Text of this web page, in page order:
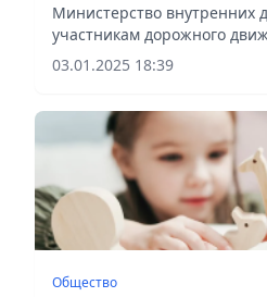
Министерство внутренних
участникам дорожного
Vecher.kz.
03.01.2025 18:39
Общество